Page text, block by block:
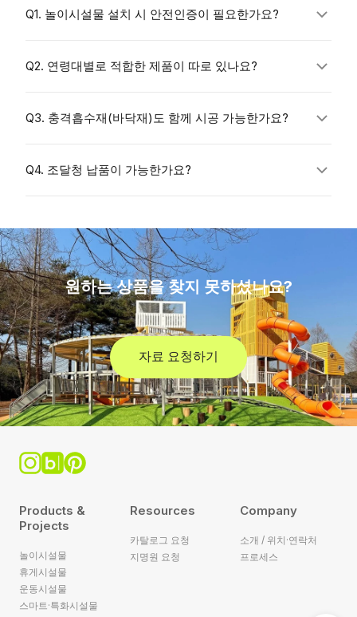
Q1. 놀이시설물 설치 시 안전인증이 필요한가요?
「어린이놀이
KC 안전인증
Q2. 연령대별로 적합한 제품이 따로 있나요?
Q3. 충격흡수재(바닥재)도 함께 시공 가능한가요?
Q4. 조달청 납품이 가능한가요?
원하는 상품을 찾지 못하셨나요?
자료 요청하기
Products &
Projects
놀이시설물
휴게시설물
운동시설물
스마트·특화시설물
Resources
카탈로그 요청
지명원 요청
Company
소개 / 위치·연락처
프로세스